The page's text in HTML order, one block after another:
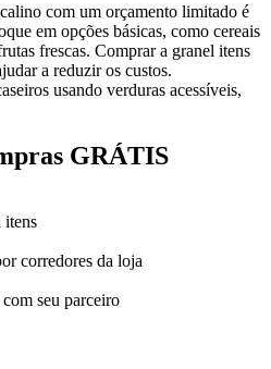
com um orçamento limitado é
em opções básicas, como cereais
frescas. Comprar a granel itens
a reduzir os custos.
usando verduras acessíveis,
GRÁTIS
itens
corredores da loja
seu parceiro